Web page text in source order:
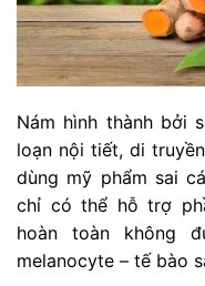
Nám hình thành bởi
loạn nội tiết, di
dùng mỹ phẩm sai
chỉ có thể hỗ trợ
hoàn toàn không
melanocyte – tế bào